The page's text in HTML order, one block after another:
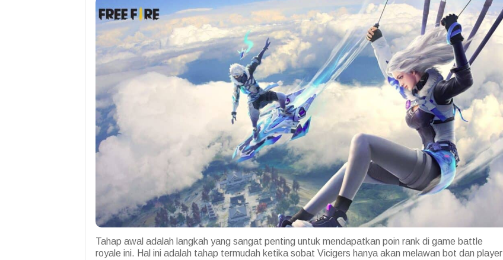
Tahap awal adalah langkah yang sangat penting untuk mendapatkan poin rank di game battle
royale ini. Hal ini adalah tahap termudah ketika sobat Vicigers hanya akan melawan bot dan player